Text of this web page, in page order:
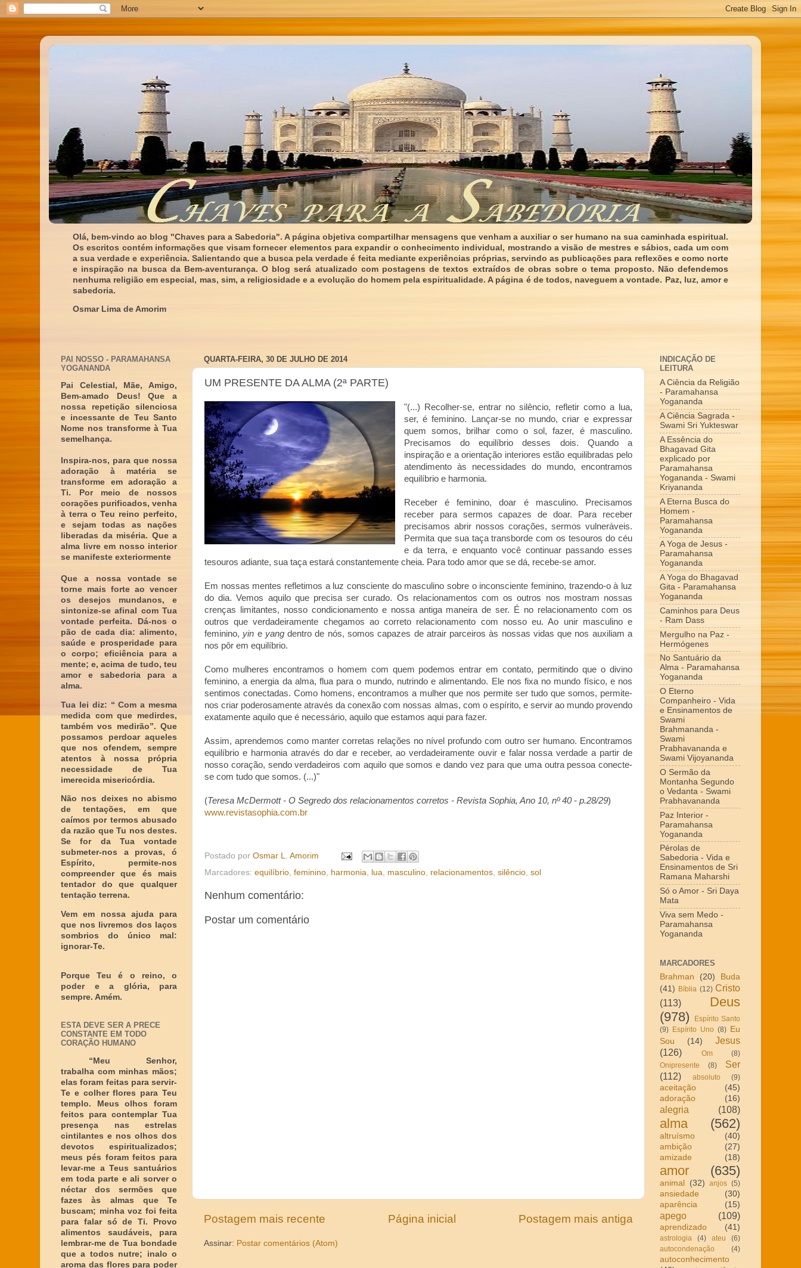
Olá, bem-vindo ao blog "Chaves para a Sabedoria". A página objetiva compartilhar mensagens que venham a auxiliar o ser humano na sua caminhada espiritual.
Os escritos contém informações que visam fornecer elementos para expandir o conhecimento individual, mostrando a visão de mestres e sábios, cada um com
a sua verdade e experiência. Salientando que a busca pela verdade é feita mediante experiências próprias, servindo as publicações para reflexões e como norte
e inspiração na busca da Bem-aventurança. O blog será atualizado com postagens de textos extraídos de obras sobre o tema proposto. Não defendemos
nenhuma religião em especial, mas, sim, a religiosidade e a evolução do homem pela espiritualidade. A página é de todos, naveguem a vontade. Paz, luz, amor e
sabedoria.
Osmar Lima de Amorim
QUARTA-FEIRA, 30 DE JULHO DE 2014
UM PRESENTE DA ALMA (2ª PARTE)
"(...) Recolher-se, entrar no silêncio, refletir como a lua,
ser, é feminino. Lançar-se no mundo, criar e expressar
quem somos, brilhar como o sol, fazer, é masculino.
Precisamos do equilíbrio desses dois. Quando a
inspiração e a orientação interiores estão equilibradas pelo
atendimento às necessidades do mundo, encontramos
equilíbrio e harmonia.
Receber é feminino, doar é masculino. Precisamos
receber para sermos capazes de doar. Para receber
precisamos abrir nossos corações, sermos vulneráveis.
Permita que sua taça transborde com os tesouros do céu
e da terra, e enquanto você continuar passando esses
tesouros adiante, sua taça estará constantemente cheia. Para todo amor que se dá, recebe-se amor.
Em nossas mentes refletimos a luz consciente do masculino sobre o inconsciente feminino, trazendo-o à luz
do dia. Vemos aquilo que precisa ser curado. Os relacionamentos com os outros nos mostram nossas
crenças limitantes, nosso condicionamento e nossa antiga maneira de ser. É no relacionamento com os
outros que verdadeiramente chegamos ao correto relacionamento com nosso eu. Ao unir masculino e
feminino, yin e yangdentro de nós, somos capazes de atrair parceiros às nossas vidas que nos auxiliam a
nos pôr em equilíbrio.
Como mulheres encontramos o homem com quem podemos entrar em contato, permitindo que o divino
feminino, a energia da alma, flua para o mundo, nutrindo e alimentando. Ele nos fixa no mundo físico, e nos
sentimos conectadas. Como homens, encontramos a mulher que nos permite ser tudo que somos, permite-
nos criar poderosamente através da conexão com nossas almas, com o espírito, e servir ao mundo provendo
exatamente aquilo que é necessário, aquilo que estamos aqui para fazer.
Assim, aprendemos como manter corretas relações no nível profundo com outro ser humano. Encontramos
equilíbrio e harmonia através do dar e receber, ao verdadeiramente ouvir e falar nossa verdade a partir de
nosso coração, sendo verdadeiros com aquilo que somos e dando vez para que uma outra pessoa conecte-
se com tudo que somos. (...)"
(Teresa McDermott - O Segredo dos relacionamentos corretos - Revista Sophia, Ano 10, nº 40 - p.28/29)
www.revistasophia.com.br
Postado por Osmar L. Amorim
Marcadores: equilíbrio feminino harmonia lua masculino relacionamentos silêncio sol
Nenhum comentário:
Postar um comentário
Postagem mais recente Postagem mais antiga
Página inicial
Assinar: Postar comentários (Atom)
PAI NOSSO - PARAMAHANSA
YOGANANDA
Pai Celestial, Mãe, Amigo,
Bem-amado Deus! Que a
nossa repetição silenciosa
e incessante de Teu Santo
Nome nos transforme à Tua
semelhança.
Inspira-nos, para que nossa
adoração à matéria se
transforme em adoração a
Ti. Por meio de nossos
corações purificados, venha
à terra o Teu reino perfeito,
e sejam todas as nações
liberadas da miséria. Que a
alma livre em nosso interior
se manifeste exteriormente
Que a nossa vontade se
torne mais forte ao vencer
os desejos mundanos, e
sintonize-se afinal com Tua
vontade perfeita. Dá-nos o
pão de cada dia: alimento,
saúde e prosperidade para
o corpo; eficiência para a
mente; e, acima de tudo, teu
amor e sabedoria para a
alma.
Tua lei diz: “ Com a mesma
medida com que medirdes,
também vos medirão”. Que
possamos perdoar aqueles
que nos ofendem, sempre
atentos à nossa própria
necessidade de Tua
imerecida misericórdia.
Não nos deixes no abismo
de tentações, em que
caímos por termos abusado
da razão que Tu nos destes.
Se for da Tua vontade
submeter-nos a provas, ó
Espírito, permite-nos
compreender que és mais
tentador do que qualquer
tentação terrena.
Vem em nossa ajuda para
que nos livremos dos laços
sombrios do único mal:
ignorar-Te.
Porque Teu é o reino, o
poder e a glória, para
sempre. Amém.
ESTA DEVE SER A PRECE
CONSTANTE EM TODO
CORAÇÃO HUMANO
“Meu Senhor,
trabalha com minhas mãos;
elas foram feitas para servir-
Te e colher flores para Teu
templo. Meus olhos foram
feitos para contemplar Tua
presença nas estrelas
cintilantes e nos olhos dos
devotos espiritualizados;
meus pés foram feitos para
levar-me a Teus santuários
em toda parte e ali sorver o
néctar dos sermões que
fazes às almas que Te
buscam; minha voz foi feita
para falar só de Ti. Provo
alimentos saudáveis, para
lembrar-me de Tua bondade
que a todos nutre; inalo o
aroma das flores para poder
INDICAÇÃO DE
LEITURA
A Ciência da Religião
- Paramahansa
Yogananda
A Ciência Sagrada -
Swami Sri Yukteswar
A Essência do
Bhagavad Gita
explicado por
Paramahansa
Yogananda - Swami
Kriyananda
A Eterna Busca do
Homem -
Paramahansa
Yogananda
A Yoga de Jesus -
Paramahansa
Yogananda
A Yoga do Bhagavad
Gita - Paramahansa
Yogananda
Caminhos para Deus
- Ram Dass
Mergulho na Paz -
Hermógenes
No Santuário da
Alma - Paramahansa
Yogananda
O Eterno
Companheiro - Vida
e Ensinamentos de
Swami
Brahmananda -
Swami
Prabhavananda e
Swami Vijoyananda
O Sermão da
Montanha Segundo
o Vedanta - Swami
Prabhavananda
Paz Interior -
Paramahansa
Yogananda
Pérolas de
Sabedoria - Vida e
Ensinamentos de Sri
Ramana Maharshi
Só o Amor - Sri Daya
Mata
Viva sem Medo -
Paramahansa
Yogananda
MARCADORES
Brahman
(20)
Buda
(41) Bíblia (12) Cristo
(113)
Deus
(978)
Espírito Santo
(9) Espírito Uno (8) Eu
Sou
(14)
Jesus
(126)
Om
(8)
Onipresente
(8)
Ser
(112)
absoluto (9)
aceitação
(45)
adoração
(16)
alegria (108)
alma (562)
altruísmo
(40)
ambição
(27)
amizade
(18)
amor (635)
animal (32) anjos (5)
ansiedade
(30)
aparência
(15)
apego (109)
aprendizado (41)
astrologia (4) ateu
(6)
autocondenação
(4)
autoconhecimento